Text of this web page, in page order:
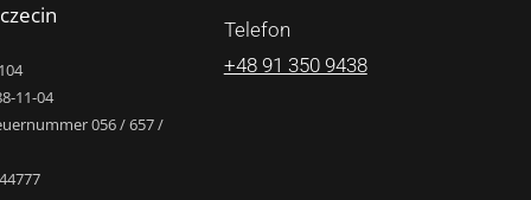
11-04
056 / 657 /
Telefon
+48 91 350 9438